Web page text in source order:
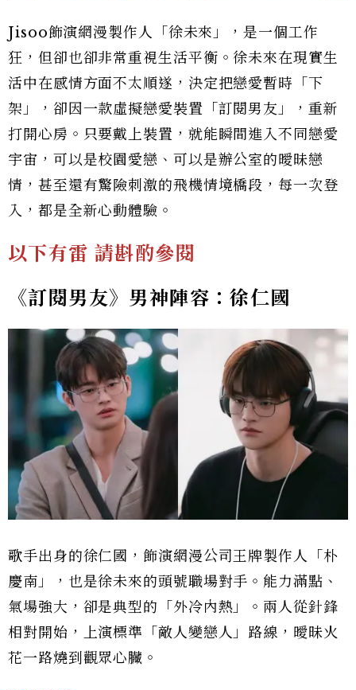
Jisoo飾演網漫製作人「徐未來」，是一個工作
狂，但卻也卻非常重視生活平衡。徐未來在現實生
活中在感情方面不太順遂，決定把戀愛暫時「下
架」，卻因一款虛擬戀愛裝置「訂閱男友」，重新
打開心房。只要戴上裝置，就能瞬間進入不同戀愛
宇宙，可以是校園愛戀、可以是辦公室的曖昧戀
情，甚至還有驚險刺激的飛機情境橋段，每一次登
入，都是全新心動體驗。
以下有雷 請斟酌參閱
《訂閱男友》男神陣容：徐仁國
歌手出身的徐仁國，飾演網漫公司王牌製作人「朴
慶南」，也是徐未來的頭號職場對手。能力滿點、
氣場強大，卻是典型的「外冷內熱」。兩人從針鋒
相對開始，上演標準「敵人變戀人」路線，曖昧火
花一路燒到觀眾心臟。